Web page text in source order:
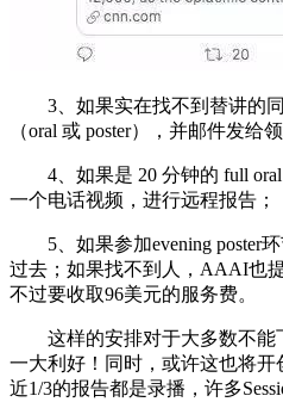
3、如果实在找不到替讲的同
（oral 或 poster），并邮件发给
4、如果是 20 分钟的 full oral
一个电话视频，进行远程报告；
5、如果参加evening poster
过去；如果找不到人，AAAI也
不过要收取96美元的服务费。
这样的安排对于大多数不能
一大利好！同时，或许这也将开
近1/3的报告都是录播，许多